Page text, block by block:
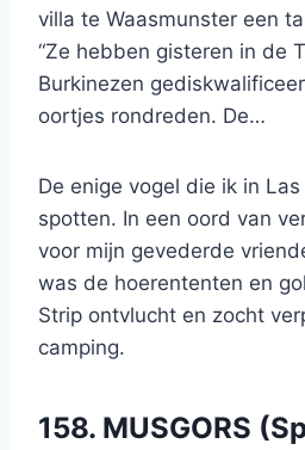
villa te Waasmunster een
“Ze hebben gisteren in de
Burkinezen
oortjes rondreden. De…
De enige vogel die ik in
spotten. In een oord van
voor mijn gevederde
was de hoerententen en
Strip ontvlucht en zocht
camping.
158. MUSGORS